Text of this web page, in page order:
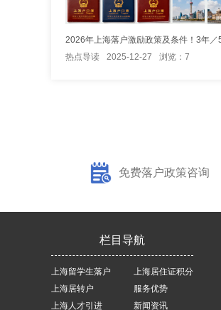
热点导读
2025-12-27 浏览：7
免费落户政策咨询
栏目导航
上海留学生落户
上海居转户
上海人才引进
上海居住证积分
服务优势
新闻资讯